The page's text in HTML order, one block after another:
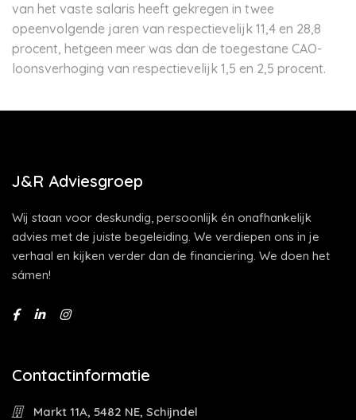
van het vaste salaris heeft gekregen in twee
opeenvolgende jaren van respectievelijk 11,4 en 28,8
procent, hetgeen meer was dan de toegestane CAO-
loonsverhoging van respectievelijk 1,5 en 2,5 procent.
J&R Adviesgroep
Wij staan voor deskundig, persoonlijk én onafhankelijk
advies met de juiste begeleiding. We verdiepen ons in je
verhaal en kijken verder dan de financiering. We doen het
sámen!
Contactinformatie
Markt 11A, 5482 NE, Schijndel